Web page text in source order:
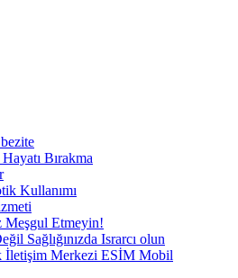
Bırakma
Kullanımı
Meşgul Etmeyin!
Sağlığınızda Israrcı olun
İletişim Merkezi ESİM Mobil